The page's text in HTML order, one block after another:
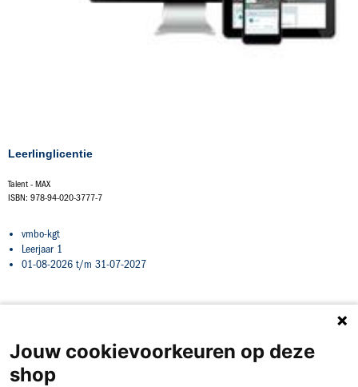
Leerlinglicentie
Talent - MAX
ISBN: 978-94-020-3777-7
vmbo-kgt
Leerjaar 1
01-08-2026 t/m 31-07-2027
Jouw cookievoorkeuren op deze
shop